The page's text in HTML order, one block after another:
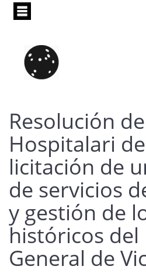
Pasar
principal
Resolución
Hospitalari
licitación de
de servicios
y gestión de
históricos del
General de